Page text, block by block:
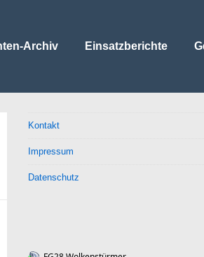
Archiv Einsatzberichte
Kontakt
Impressum
Datenschutz